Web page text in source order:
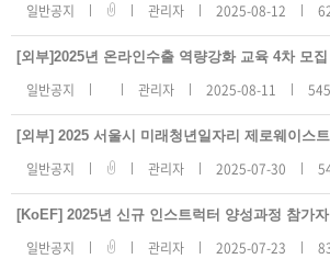
일반공지 관리자 2025-08-12
[외부]2025년 온라인수출 역량강화 교육 4차 모집
일반공지 관리자 2025-08-11
일반공지 관리자 2025-07-30
일반공지 관리자 2025-07-23